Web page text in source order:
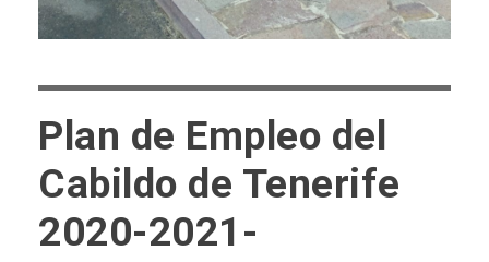
Plan de Empleo del
Cabildo de Tenerife
2020-2021-